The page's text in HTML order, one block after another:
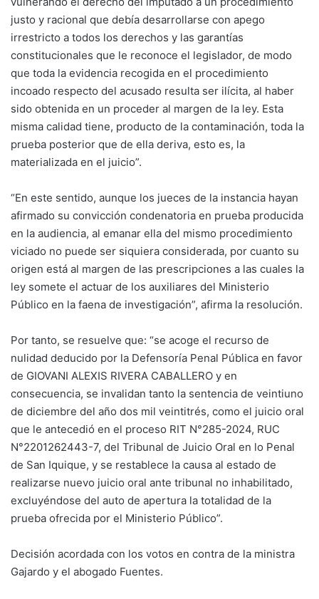
justo y racional que debía desarrollarse con apego
irrestricto a todos los derechos y las garantías
constitucionales que le reconoce el legislador, de modo
que toda la evidencia recogida en el procedimiento
incoado respecto del acusado resulta ser ilícita, al haber
sido obtenida en un proceder al margen de la ley. Esta
misma calidad tiene, producto de la contaminación, toda la
prueba posterior que de ella deriva, esto es, la
materializada en el juicio”.
“En este sentido, aunque los jueces de la instancia hayan
afirmado su convicción condenatoria en prueba producida
en la audiencia, al emanar ella del mismo procedimiento
viciado no puede ser siquiera considerada, por cuanto su
origen está al margen de las prescripciones a las cuales la
ley somete el actuar de los auxiliares del Ministerio
Público en la faena de investigación”, afirma la resolución.
Por tanto, se resuelve que: “se acoge el recurso de
nulidad deducido por la Defensoría Penal Pública en favor
de GIOVANI ALEXIS RIVERA CABALLERO y en
consecuencia, se invalidan tanto la sentencia de veintiuno
de diciembre del año dos mil veintitrés, como el juicio oral
que le antecedió en el proceso RIT N°285-2024, RUC
N°2201262443-7, del Tribunal de Juicio Oral en lo Penal
de San Iquique, y se restablece la causa al estado de
realizarse nuevo juicio oral ante tribunal no inhabilitado,
excluyéndose del auto de apertura la totalidad de la
prueba ofrecida por el Ministerio Público”.
Decisión acordada con los votos en contra de la ministra
Gajardo y el abogado Fuentes.